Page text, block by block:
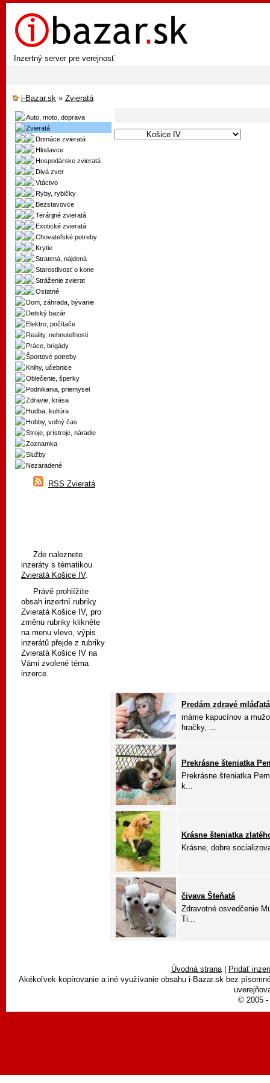
Inzertný server pre verejnosť
i-Bazar.sk » Zvieratá
Auto, moto, doprava
Zvieratá
Domáce zvieratá
Hlodavce
Hospodárske zvieratá
Divá zver
Vtáctvo
Ryby, rybičky
Bezstavovce
Terárijné zvieratá
Exotické zvieratá
Chovateľské potreby
Krytie
Stratená, nájdená
Starostlivosť o kone
Stráženie zvierat
Ostatné
Dom, záhrada, bývanie
Detský bazár
Elektro, počítače
Reality, nehnuteľnosti
Práce, brigády
Športové potreby
Knihy, učebnice
Oblečenie, šperky
Podnikania, priemysel
Zdravie, krása
Hudba, kultúra
Hobby, voľný čas
Stroje, prístroje, náradie
Zoznamka
Služby
Nezaradené
RSS Zvieratá
Zde naleznete
inzeráty s tématikou
Zvieratá Košice IV.
Právě prohlížíte
obsah inzertní rubriky
Zvieratá Košice IV, pro
změnu rubriky klikněte
na menu vlevo, výpis
inzerátů přejde z rubriky
Zvieratá Košice IV na
Vámi zvolené téma
inzerce.
Predám zdravé
máme kapucínov a
hračky, ...
Prekrásne šteniatka
Prekrásne šteniatka
k...
Krásne šteniatka
Krásne, dobre
čivava Šteňatá
Zdravotné osvedčenie
Ti...
Úvodná strana|
Pridať
Akékoľvek kopírovanie a iné využívanie obsahu i-Bazar.sk bez
© 2005 -